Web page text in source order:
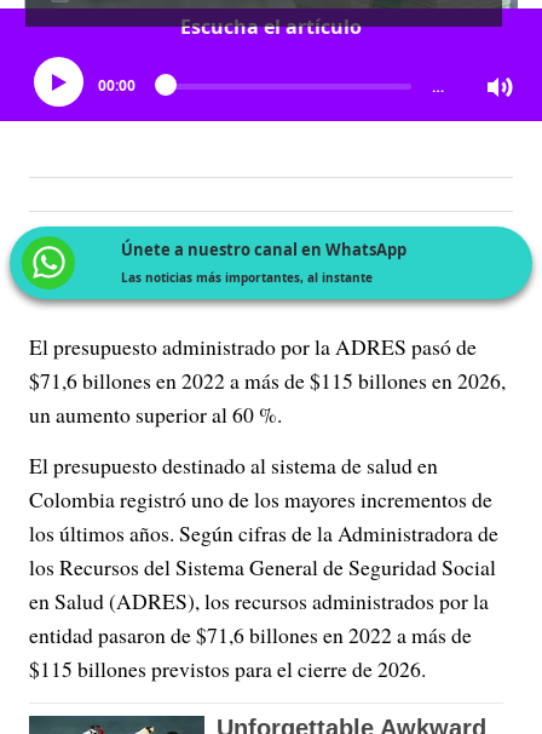
Escucha el artículo
00:00 …
Únete a nuestro canal en WhatsApp
Las noticias más importantes, al instante
El presupuesto administrado por la ADRES pasó de
$71,6 billones en 2022 a más de $115 billones en 2026,
un aumento superior al 60 %.
El presupuesto destinado al sistema de salud en
Colombia registró uno de los mayores incrementos de
los últimos años. Según cifras de la Administradora de
los Recursos del Sistema General de Seguridad Social
en Salud (ADRES), los recursos administrados por la
entidad pasaron de $71,6 billones en 2022 a más de
$115 billones previstos para el cierre de 2026.